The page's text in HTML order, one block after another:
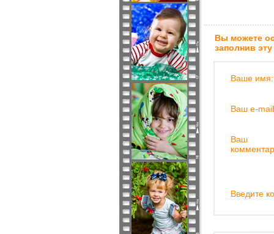
Вы можете
заполнив
Ваше имя:
Ваш e-
Ваш
Введите